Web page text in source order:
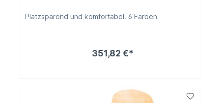
Platzsparend und komfortabel. 6 Farben
351,82 €*